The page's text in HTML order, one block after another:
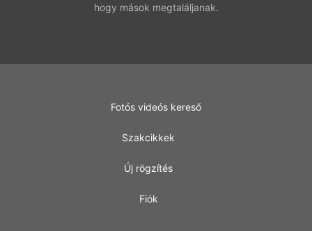
hogy mások megtaláljanak.
Fotós videós kereső
Szakcikkek
Új rögzítés
Fiók